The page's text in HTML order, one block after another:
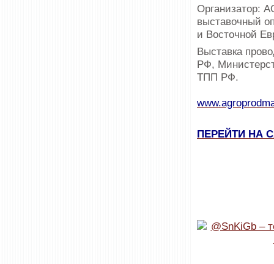
Организатор:
выставочный
и Восточной
Выставка
РФ,
ТПП РФ.
ПЕРЕЙТИ НА